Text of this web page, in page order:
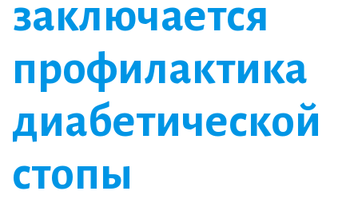
заключается
профилактика
диабетической
стопы